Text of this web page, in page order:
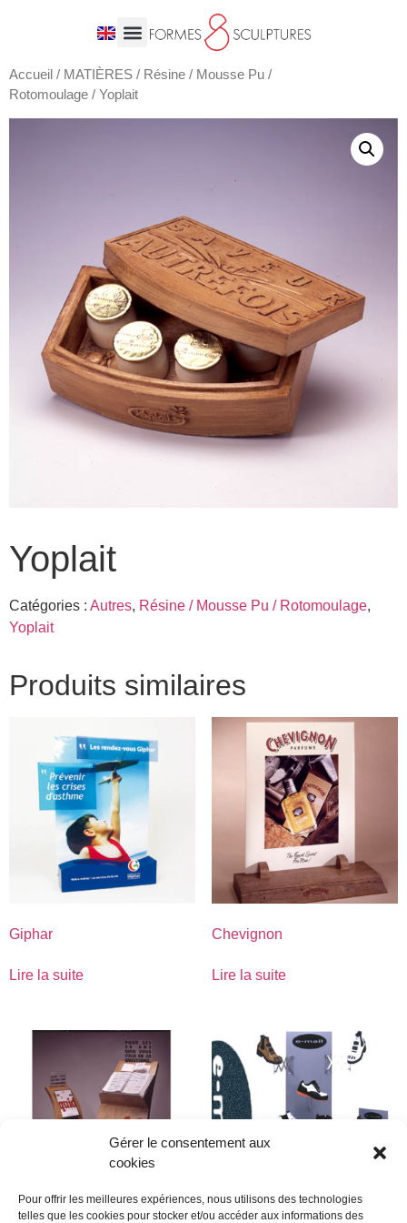
Gérer le consentement aux
cookies
Pour offrir les meilleures expériences, nous utilisons des technologies
telles que les cookies pour stocker et/ou accéder aux informations des
Accueil / MATIÈRES / Résine / Mousse Pu /
Rotomoulage / Yoplait
Yoplait
Catégories : Autres, Résine / Mousse Pu / Rotomoulage,
Yoplait
Produits similaires
Giphar
Lire la suite
Chevignon
Lire la suite